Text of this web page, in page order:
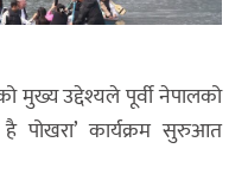
मुख्य उद्देश्यले पूर्वी नेपालको
पोखरा’ कार्यक्रम सुरुआत